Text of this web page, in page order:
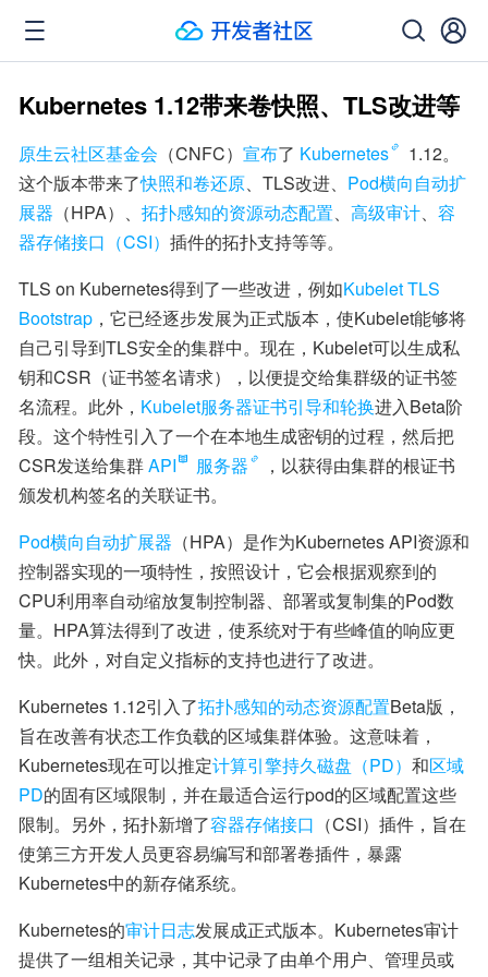
Kubernetes 1.12带来卷快照、TLS改进等
原生云社区基金会 （CNFC） 宣布了 Kubernetes
1.12。
这个版本带来了快照和卷还原、TLS改进、 Pod横向自动扩
展器 （HPA）、 拓扑感知的资源动态配置、 高级审计、 容
器存储接口（CSI） 插件的拓扑支持等等。
TLS on Kubernetes得到了一些改进，例如Kubelet TLS
Bootstrap ，它已经逐步发展为正式版本，使Kubelet能够将
自己引导到TLS安全的集群中。现在，Kubelet可以生成私
钥和CSR（证书签名请求），以便提交给集群级的证书签
名流程。此外， Kubelet服务器证书引导和轮换进入Beta阶
段。这个特性引入了一个在本地生成密钥的过程，然后把
CSR发送给集群API 服务器
，以获得由集群的根证书
颁发机构签名的关联证书。
Pod横向自动扩展器 （HPA）是作为Kubernetes API资源和
控制器实现的一项特性，按照设计，它会根据观察到的
CPU利用率自动缩放复制控制器、部署或复制集的Pod数
量。HPA算法得到了改进，使系统对于有些峰值的响应更
快。此外，对自定义指标的支持也进行了改进。
Kubernetes 1.12引入了拓扑感知的动态资源配置Beta版，
旨在改善有状态工作负载的区域集群体验。这意味着，
Kubernetes现在可以推定计算引擎持久磁盘（PD） 和区域
PD的固有区域限制，并在最适合运行pod的区域配置这些
限制。另外，拓扑新增了容器存储接口 （CSI）插件，旨在
使第三方开发人员更容易编写和部署卷插件，暴露
Kubernetes中的新存储系统。
Kubernetes的审计日志发展成正式版本。Kubernetes审计
提供了一组相关记录，其中记录了由单个用户、管理员或